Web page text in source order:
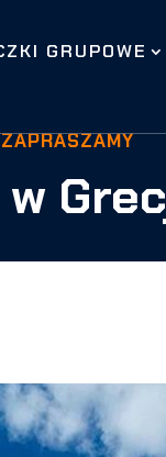
GRUPOWE